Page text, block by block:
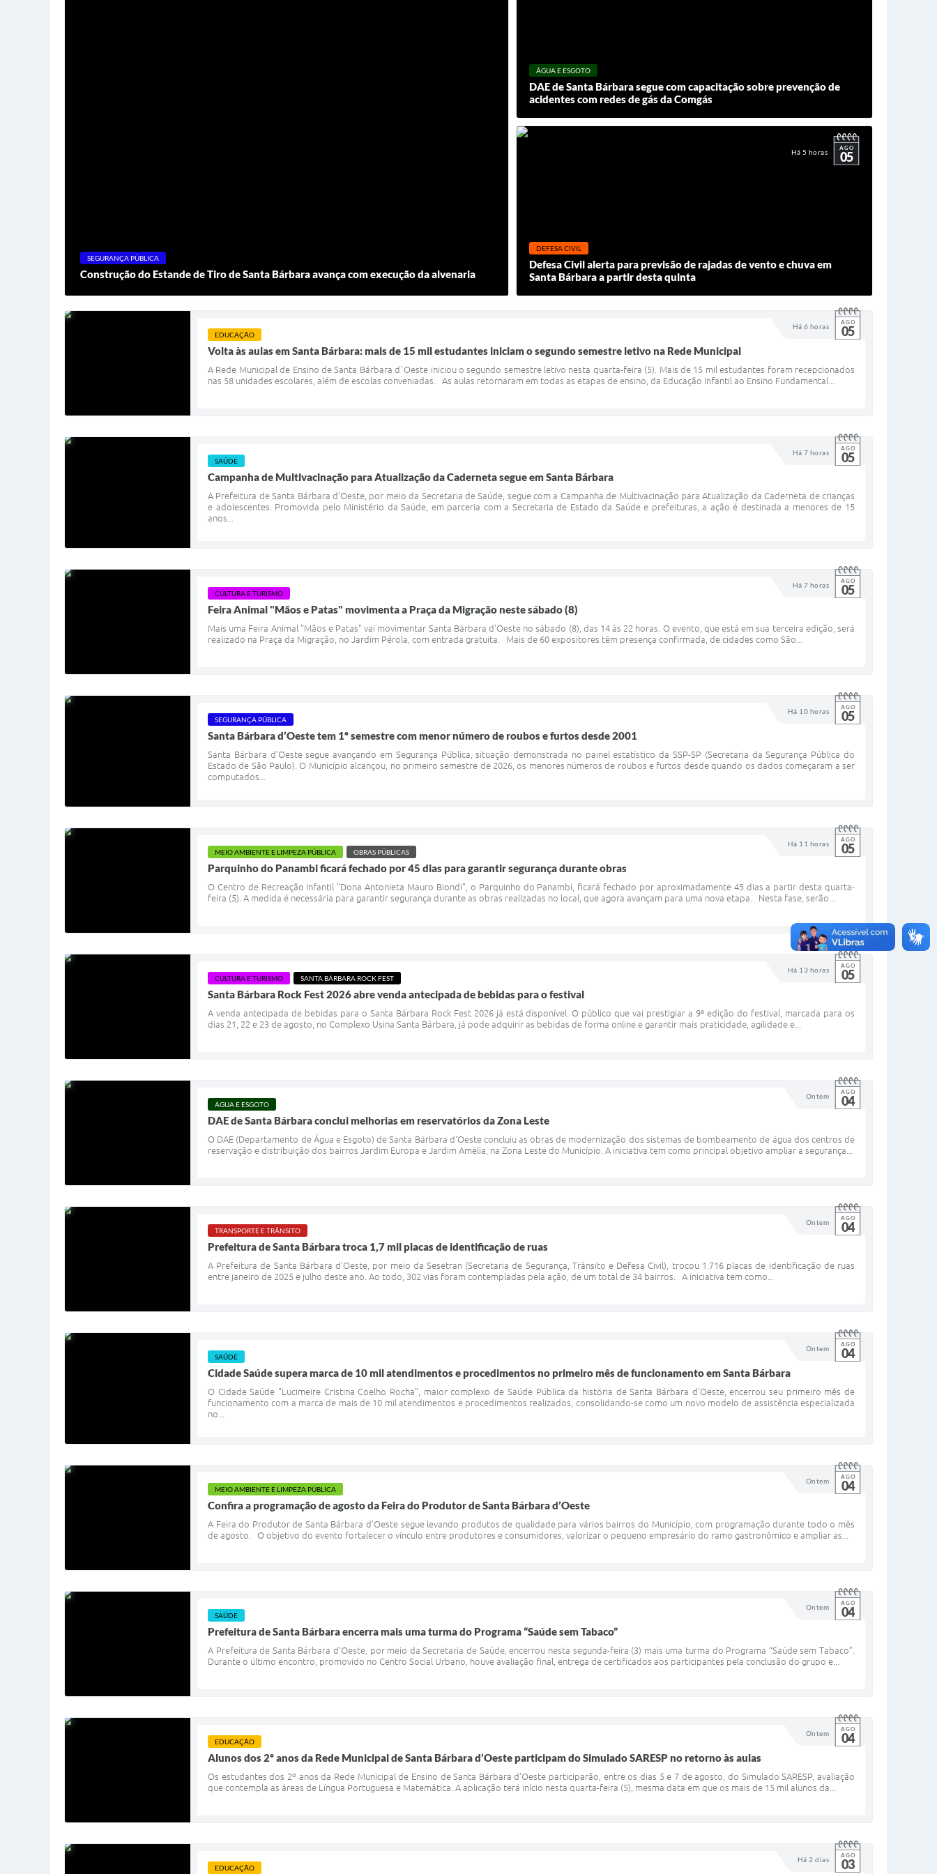
SEGURANÇA PÚBLICA
Construção do Estande de Tiro de Santa Bárbara avança com execução da alvenaria
ÁGUA E ESGOTO
DAE de Santa Bárbara segue com capacitação sobre prevenção de
acidentes com redes de gás da Comgás
Há 5 horas AGO
05
DEFESA CIVIL
Defesa Civil alerta para previsão de rajadas de vento e chuva em
Santa Bárbara a partir desta quinta
Há 6 horas AGO
05
EDUCAÇÃO
Volta às aulas em Santa Bárbara: mais de 15 mil estudantes iniciam o segundo semestre letivo na Rede Municipal
A Rede Municipal de Ensino de Santa Bárbara d´Oeste iniciou o segundo semestre letivo nesta quarta-feira (5). Mais de 15 mil estudantes foram recepcionados
nas 58 unidades escolares, além de escolas conveniadas. As aulas retornaram em todas as etapas de ensino, da Educação Infantil ao Ensino Fundamental...
Há 7 horas AGO
05
SAÚDE
Campanha de Multivacinação para Atualização da Caderneta segue em Santa Bárbara
A Prefeitura de Santa Bárbara d’Oeste, por meio da Secretaria de Saúde, segue com a Campanha de Multivacinação para Atualização da Caderneta de crianças
e adolescentes. Promovida pelo Ministério da Saúde, em parceria com a Secretaria de Estado da Saúde e prefeituras, a ação é destinada a menores de 15
anos...
Há 7 horas AGO
05
CULTURA E TURISMO
Feira Animal "Mãos e Patas" movimenta a Praça da Migração neste sábado (8)
Mais uma Feira Animal "Mãos e Patas" vai movimentar Santa Bárbara d'Oeste no sábado (8), das 14 às 22 horas. O evento, que está em sua terceira edição, será
realizado na Praça da Migração, no Jardim Pérola, com entrada gratuita. Mais de 60 expositores têm presença confirmada, de cidades como São...
Há 10 horas AGO
05
SEGURANÇA PÚBLICA
Santa Bárbara d’Oeste tem 1º semestre com menor número de roubos e furtos desde 2001
Santa Bárbara d’Oeste segue avançando em Segurança Pública, situação demonstrada no painel estatístico da SSP-SP (Secretaria da Segurança Pública do
Estado de São Paulo). O Município alcançou, no primeiro semestre de 2026, os menores números de roubos e furtos desde quando os dados começaram a ser
computados...
Há 11 horas AGO
05
MEIO AMBIENTE E LIMPEZA PÚBLICA OBRAS PÚBLICAS
Parquinho do Panambi ficará fechado por 45 dias para garantir segurança durante obras
O Centro de Recreação Infantil "Dona Antonieta Mauro Biondi", o Parquinho do Panambi, ficará fechado por aproximadamente 45 dias a partir desta quarta-
feira (5). A medida é necessária para garantir segurança durante as obras realizadas no local, que agora avançam para uma nova etapa. Nesta fase, serão...
Há 13 horas AGO
05
CULTURA E TURISMO SANTA BÁRBARA ROCK FEST
Santa Bárbara Rock Fest 2026 abre venda antecipada de bebidas para o festival
A venda antecipada de bebidas para o Santa Bárbara Rock Fest 2026 já está disponível. O público que vai prestigiar a 9ª edição do festival, marcada para os
dias 21, 22 e 23 de agosto, no Complexo Usina Santa Bárbara, já pode adquirir as bebidas de forma online e garantir mais praticidade, agilidade e...
Ontem AGO
04
ÁGUA E ESGOTO
DAE de Santa Bárbara conclui melhorias em reservatórios da Zona Leste
O DAE (Departamento de Água e Esgoto) de Santa Bárbara d'Oeste concluiu as obras de modernização dos sistemas de bombeamento de água dos centros de
reservação e distribuição dos bairros Jardim Europa e Jardim Amélia, na Zona Leste do Município. A iniciativa tem como principal objetivo ampliar a segurança...
Ontem AGO
04
TRANSPORTE E TRÂNSITO
Prefeitura de Santa Bárbara troca 1,7 mil placas de identificação de ruas
A Prefeitura de Santa Bárbara d'Oeste, por meio da Sesetran (Secretaria de Segurança, Trânsito e Defesa Civil), trocou 1.716 placas de identificação de ruas
entre janeiro de 2025 e julho deste ano. Ao todo, 302 vias foram contempladas pela ação, de um total de 34 bairros. A iniciativa tem como...
Ontem AGO
04
SAÚDE
Cidade Saúde supera marca de 10 mil atendimentos e procedimentos no primeiro mês de funcionamento em Santa Bárbara
O Cidade Saúde "Lucimeire Cristina Coelho Rocha", maior complexo de Saúde Pública da história de Santa Bárbara d'Oeste, encerrou seu primeiro mês de
funcionamento com a marca de mais de 10 mil atendimentos e procedimentos realizados, consolidando-se como um novo modelo de assistência especializada
no...
Ontem AGO
04
MEIO AMBIENTE E LIMPEZA PÚBLICA
Confira a programação de agosto da Feira do Produtor de Santa Bárbara d’Oeste
A Feira do Produtor de Santa Bárbara d’Oeste segue levando produtos de qualidade para vários bairros do Município, com programação durante todo o mês
de agosto. O objetivo do evento fortalecer o vínculo entre produtores e consumidores, valorizar o pequeno empresário do ramo gastronômico e ampliar as...
Ontem AGO
04
SAÚDE
Prefeitura de Santa Bárbara encerra mais uma turma do Programa “Saúde sem Tabaco”
A Prefeitura de Santa Bárbara d’Oeste, por meio da Secretaria de Saúde, encerrou nesta segunda-feira (3) mais uma turma do Programa “Saúde sem Tabaco”.
Durante o último encontro, promovido no Centro Social Urbano, houve avaliação final, entrega de certificados aos participantes pela conclusão do grupo e...
Ontem AGO
04
EDUCAÇÃO
Alunos dos 2º anos da Rede Municipal de Santa Bárbara d’Oeste participam do Simulado SARESP no retorno às aulas
Os estudantes dos 2º anos da Rede Municipal de Ensino de Santa Bárbara d’Oeste participarão, entre os dias 5 e 7 de agosto, do Simulado SARESP, avaliação
que contempla as áreas de Língua Portuguesa e Matemática. A aplicação terá início nesta quarta-feira (5), mesma data em que os mais de 15 mil alunos da...
Há 2 dias AGO
03
EDUCAÇÃO